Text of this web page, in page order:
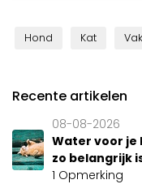
Hond Kat
Recente artikelen
08-08-2026
Water voor je
zo belangrijk
1 Opmerking